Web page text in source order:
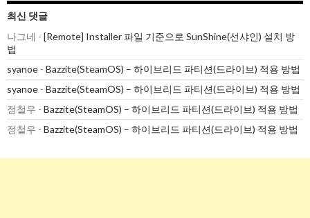
최신 댓글
나그네 - [Remote] Installer 파일 기준으로 SunShine(선샤인) 설치 방
법
syanoe - Bazzite(SteamOS) – 하이브리드 파티션(드라이브) 적용 방법
syanoe - Bazzite(SteamOS) – 하이브리드 파티션(드라이브) 적용 방법
정철우 - Bazzite(SteamOS) – 하이브리드 파티션(드라이브) 적용 방법
정철우 - Bazzite(SteamOS) – 하이브리드 파티션(드라이브) 적용 방법